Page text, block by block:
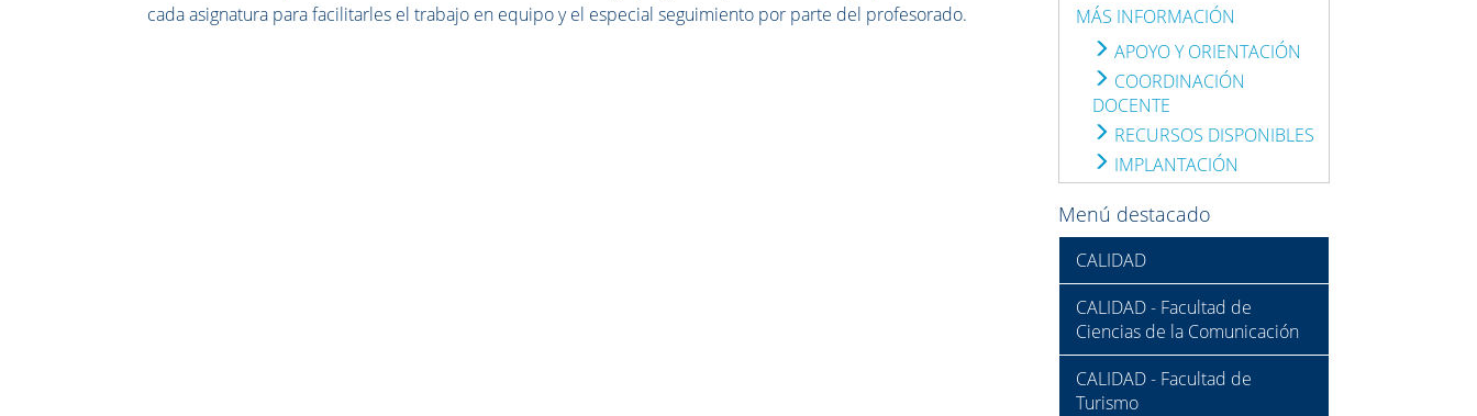
cada asignatura para facilitarles el trabajo en equipo y el especial seguimiento por parte del profesorado.
MÁS INFORMACIÓN
APOYO Y ORIENTACIÓN
COORDINACIÓN
DOCENTE
RECURSOS DISPONIBLES
IMPLANTACIÓN
Menú destacado
CALIDAD
CALIDAD - Facultad de
Ciencias de la Comunicación
CALIDAD - Facultad de
Turismo